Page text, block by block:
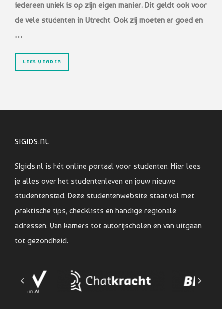
iedereen uniek is op zijn eigen manier. Dit geldt ook voor
de vele studenten in Utrecht. Ook zij moeten er goed en
…
LEES VERDER
SIGIDS.NL
SIgids.nl is hét online portaal voor studenten. Hier lees
je alles over het studentenleven en jouw nieuwe
studentenstad. Deze studentenwebsite staat vol met
praktische tips, checklists en handige regionale
adressen. Van kamers tot autorijscholen en van uitgaan
tot gezondheid.